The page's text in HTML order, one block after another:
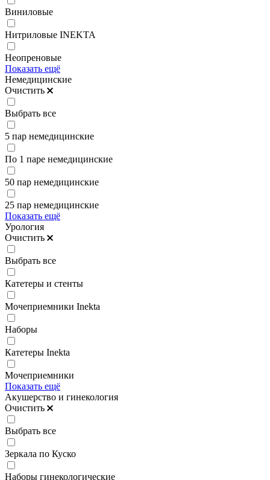
Виниловые
Нитриловые INEKTA
Неопреновые
Показать ещё
Немедицинские
Очистить
Выбрать все
5 пар немедицинские
По 1 паре немедицинские
50 пар немедицинские
25 пар немедицинские
Показать ещё
Урология
Очистить
Выбрать все
Катетеры и стенты
Мочеприемники Inekta
Наборы
Катетеры Inekta
Мочеприемники
Показать ещё
Акушерство и гинекология
Очистить
Выбрать все
Зеркала по Куско
Наборы гинекологические